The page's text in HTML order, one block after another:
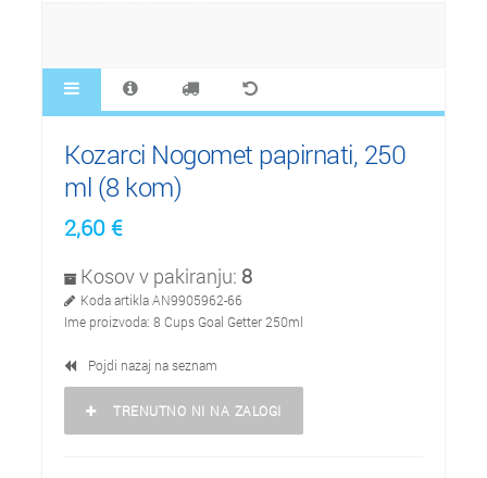
Kozarci Nogomet papirnati, 250
ml (8 kom)
2,60€
Kosov v pakiranju: 8
Koda artiklaAN9905962-66
Ime proizvoda: 8 Cups Goal Getter 250ml
Pojdi nazaj na seznam
TRENUTNO NI NA ZALOGI